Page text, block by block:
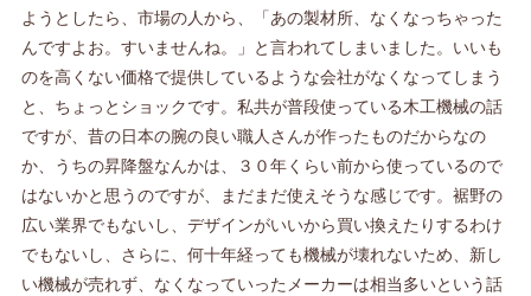
ようとしたら、市場の人から、「あの製材所、なくなっちゃった
んですよお。すいませんね。」と言われてしまいました。いいも
のを高くない価格で提供しているような会社がなくなってしまう
と、ちょっとショックです。私共が普段使っている木工機械の話
ですが、昔の日本の腕の良い職人さんが作ったものだからなの
か、うちの昇降盤なんかは、３０年くらい前から使っているので
はないかと思うのですが、まだまだ使えそうな感じです。裾野の
広い業界でもないし、デザインがいいから買い換えたりするわけ
でもないし、さらに、何十年経っても機械が壊れないため、新し
い機械が売れず、なくなっていったメーカーは相当多いという話